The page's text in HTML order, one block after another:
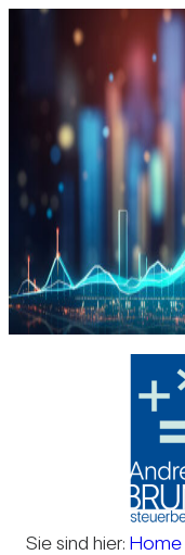
Sie sind hier: Home